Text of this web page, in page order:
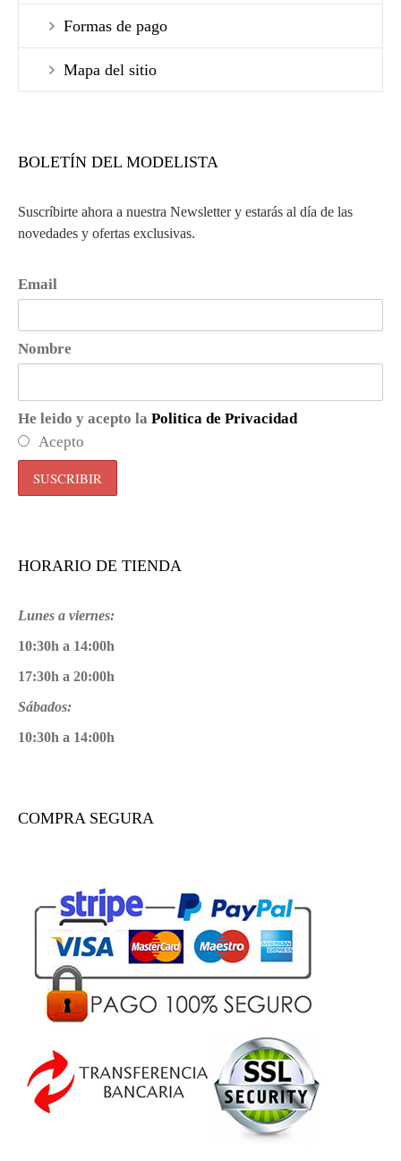
Formas de pago
Mapa del sitio
BOLETÍN DEL MODELISTA
Suscríbirte ahora a nuestra Newsletter y estarás al día de las
novedades y ofertas exclusivas.
Email
Nombre
He leido y acepto la Politica de Privacidad
Acepto
HORARIO DE TIENDA
Lunes a viernes:
10:30h a 14:00h
17:30h a 20:00h
Sábados:
10:30h a 14:00h
COMPRA SEGURA